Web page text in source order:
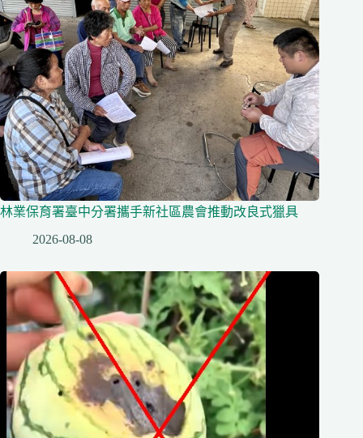
林業保育署臺中分署攜手新社區農會推動改良式獵具
2026-08-08